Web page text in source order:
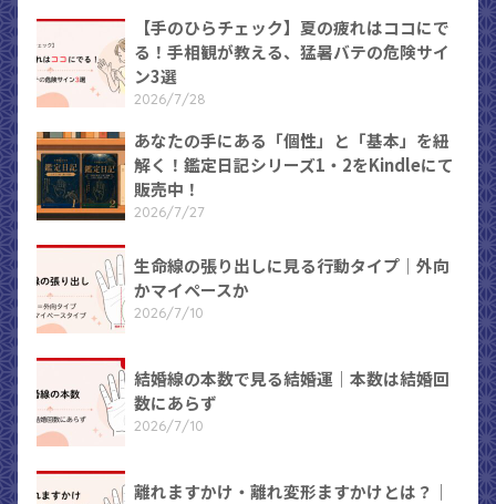
【手のひらチェック】夏の疲れはココにで
る！手相観が教える、猛暑バテの危険サイ
ン3選
2026/7/28
あなたの手にある「個性」と「基本」を紐
解く！鑑定日記シリーズ1・2をKindleにて
販売中！
2026/7/27
生命線の張り出しに見る行動タイプ｜外向
かマイペースか
2026/7/10
結婚線の本数で見る結婚運｜本数は結婚回
数にあらず
2026/7/10
離れますかけ・離れ変形ますかけとは？｜